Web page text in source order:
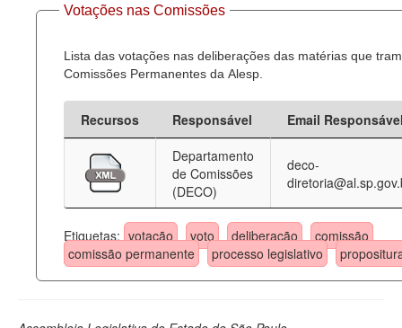
Votações nas Comissões
Lista das votações nas deliberações das matérias que
Comissões Permanentes da Alesp.
Recursos Responsável
Email
Departamento
de Comissões
(DECO)
deco-
Etiquetas: votação voto deliberação
comissão
comissão permanente
processo legislativo